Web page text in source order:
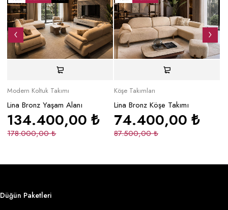
Modern Koltuk Takımı
Lina Bronz Yaşam Alanı
178.000,00₺
134.400,00₺
Köşe Takımları
Lina Bronz Köşe Takımı
87.500,00₺
74.400,00₺
Düğün Paketleri